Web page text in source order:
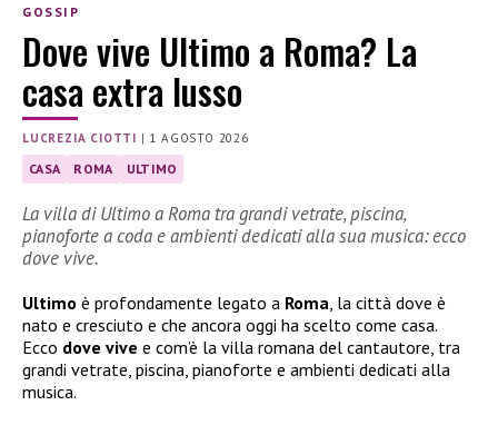
GOSSIP
Dove vive Ultimo a Roma? La
casa extra lusso
LUCREZIA CIOTTI | 1 AGOSTO 2026
CASA ROMA ULTIMO
La villa di Ultimo a Roma tra grandi vetrate, piscina,
pianoforte a coda e ambienti dedicati alla sua musica: ecco
dove vive.
Ultimo è profondamente legato a Roma , la città dove è
nato e cresciuto e che ancora oggi ha scelto come casa.
Ecco dove vive e com’è la villa romana del cantautore, tra
grandi vetrate, piscina, pianoforte e ambienti dedicati alla
musica.